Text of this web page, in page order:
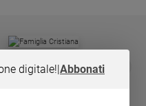
€ 83,00 20%
digitale!|Abbonati